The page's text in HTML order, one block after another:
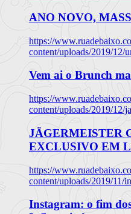
ANO NOVO,
https://
content/uploads/2019/12/
Vem ai o Brunch
https://
content/uploads/2019/12/
JÄGERMEISTER
EXCLUSIVO EM
https://
content/uploads/2019/11/
Instagram: o fim